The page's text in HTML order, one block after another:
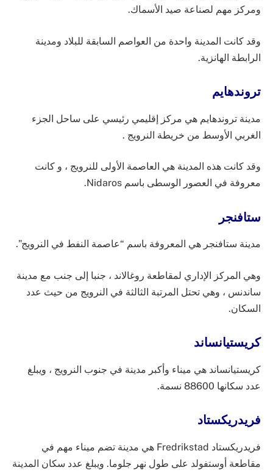
ومركز مهم لصناعة صيد الأسماك.
وقد كانت المدينة واحدة من العواصم السابقة للبلاد ومدينة
الرابطة الهانزية.
تروندهايم
مدينة تروندهايم هي مركز إقليمي رئيسي على ساحل الجزء
الغربي الأوسط من خريطة النرويج .
وقد كانت هذه المدينة هي العاصمة الأولى للنرويج ، و كانت
معروفة في العصور الوسطى باسم Nidaros.
ستافنجر
مدينة ستافنجر هي المعروفة باسم “عاصمة النفط في النرويج”.
وهي المركز الإداري لمقاطعة روغالاند ، جنبا إلى جنب مع مدينة
ساندنس ، وهي تحتل المرتبة الثالثة في النرويج من حيث عدد
السكان.
كريستيانساند
كريستيانساند هي ميناء وأكبر مدينة في جنوب النرويج ، ويبلغ
عدد سكانها 88600 نسمة.
فريدريكستاد
فريدريكستاد Fredrikstad هي مدينة تضم ميناء مهم في
مقاطعة أوستفولد على طول نهر جلوما. ويبلغ عدد سكان المدينة